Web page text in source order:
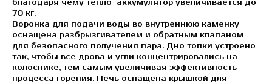
благодаря чему тепло-аккумулятор увеличивается до
70 кг.
Воронка для подачи воды во внутреннюю каменку
оснащена разбрызгивателем и обратным клапаном
для безопасного получения пара. Дно топки устроено
так, чтобы все дрова и угли концентрировались на
колоснике, тем самым увеличивая эффективность
процесса горения. Печь оснащена крышкой для